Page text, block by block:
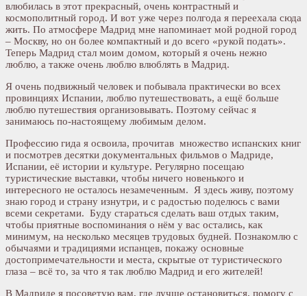
влюбилась в этот прекрасный, очень контрастный и
космополитный город. И вот уже через полгода я переехала сюда
жить. По атмосфере Мадрид мне напоминает мой родной город
– Москву, но он более компактный и до всего «рукой подать».
Теперь Мадрид стал моим домом, который я очень нежно
люблю, а также очень люблю влюблять в Мадрид.
Я очень подвижный человек и побывала практически во всех
провинциях Испании, люблю путешествовать, а ещё больше
люблю путешествия организовывать. Поэтому сейчас я
занимаюсь по-настоящему любимым делом.
Профессию гида я освоила, прочитав множество испанских книг
и посмотрев десятки документальных фильмов о Мадриде,
Испании, её истории и культуре. Регулярно посещаю
туристические выставки, чтобы ничего новенького и
интересного не осталось незамеченным. Я здесь живу, поэтому
знаю город и страну изнутри, и с радостью поделюсь с вами
всеми секретами. Буду стараться сделать ваш отдых таким,
чтобы приятные воспоминания о нём у вас остались, как
минимум, на несколько месяцев трудовых будней. Познакомлю с
обычаями и традициями испанцев, покажу основные
достопримечательности и места, скрытые от туристического
глаза – всё то, за что я так люблю Мадрид и его жителей!
В Мадриде я посоветую вам, где лучше остановиться, помогу с